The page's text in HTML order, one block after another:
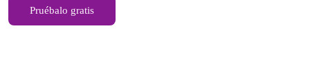
Pruébalo gratis